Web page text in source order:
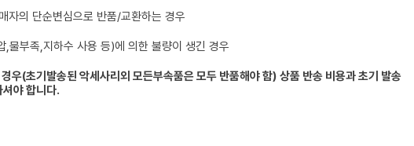
자의 단순변심으로 반품/교환하는 경우
물부족,지하수 사용 등)에 의한 불량이 생긴 경우
우(초기발송된 악세사리외 모든부속품은 모두 반품해야 함) 상품 반송 비용과 초기 발송
야 합니다.